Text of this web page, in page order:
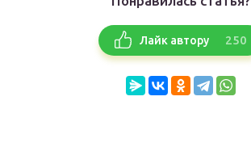
Лайк автору 250